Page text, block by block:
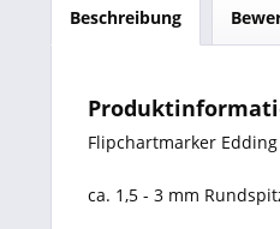
Beschreibung
Flipchartmarker
ca. 1,5 - 3 mm